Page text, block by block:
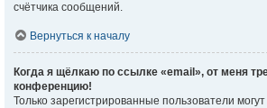
счётчика сообщений.
Вернуться к началу
Когда я щёлкаю по ссылке «email», от меня
конференцию!
Только зарегистрированные пользователи